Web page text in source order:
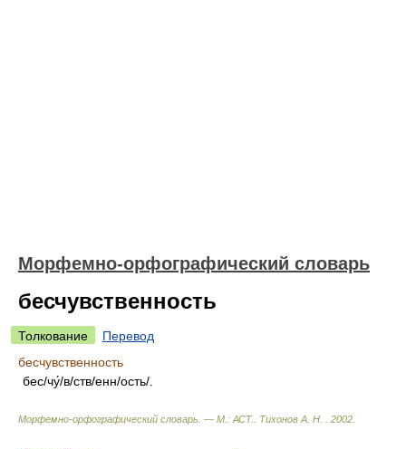
Морфемно-орфографический словарь
бесчувственность
Толкование
Перевод
бесчувственность
бес/чу́/в/ств/енн/ость/.
Морфемно-орфографический словарь. — М.: АСТ. Тихонов А. Н. 2002